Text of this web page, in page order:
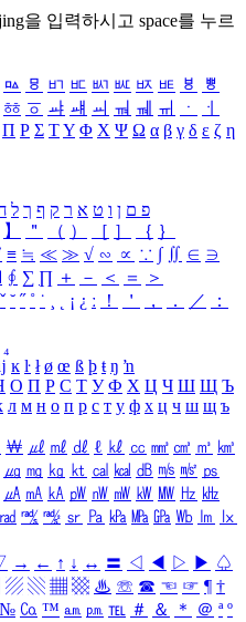
을 입력하시고 space를 누르
ㅰ ㅱ ㅲ ㅳ ㅴ ㅵ ㅶ ㅷ ㅸ
ㅹ
ㆅ ㆆ ㆇ ㆈ ㆉ ㆊ ㆋ ㆌ ㆍ
ㆎ
Π Ρ Σ ΤΥ Φ Χ Ψ Ω α β γ δ ε ζ η
פ ם ן ו ט א ר ק ף ך ל
】 ＂ （ ） ［ ］ ｛ ｝
≡ ≒ ≪ ≫ √ ∽ ∝ ∵ ∫ ∬ ∈ ∋
∮ ∑ ∏ ＋ － ＜ ＝
＞
ˇ ˘ ˝ ˚ ˙ ¸ ¡ ¿ ː ！ ＇ ， ． ／
：
₄
ĸ ŀ ł ø œ ß þ ŧ ŋ ŉ
О П Р С Т У Ф Х Ц Ч Ш Щ Ъ
л м н о п р с т у ф х ц ч ш щ ъ
￦ ㎕ ㎖ ㎗ ℓ ㎘ ㏄ ㎣ ㎤ ㎥ ㎦
㎍ ㎎ ㎏ ㏏ ㎈ ㎉ ㏈ ㎧ ㎨ ㎰
㎂ ㎃ ㎄ ㎺ ㎻ ㎽ ㎾ ㎿ ㎐ ㎑
㎭ ㎮ ㎯ ㏛ ㎩ ㎪ ㎫ ㎬ ㏝ ㏐
㏓
→ ← ↑ ↓ ↔ 〓 ◁ ◀ ▷ ▶ ♤
▨ ▧ ▦ ▩ ♨ ☏ ☎ ☜ ☞ ¶ †
№ ㏇ ™ ㏂ ㏘ ℡ ＃ ＆ ＊ ＠ ª º